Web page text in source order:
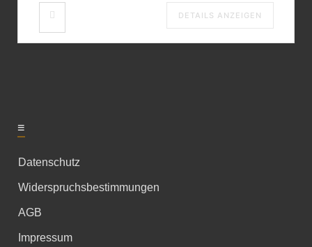
DETAILS ANZEIGEN
≡
Datenschutz
Widerspruchsbestimmungen
AGB
Impressum